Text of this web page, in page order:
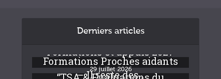
Derniers articles
Formations et appuis 2027
29 juillet 2026
Formations Proches aidants
– Il reste des...